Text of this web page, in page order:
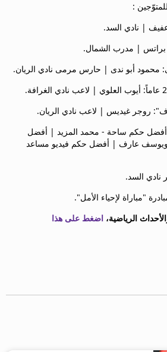
:
| نادي السد.
براتس | مدرب الشمال.
أبو ندى | حارس مرمى نادي الريان.
روجر غيديس | لاعب نادي الريان.
حكم ساحة - محمد المزيد | أفضل
عارف | أفضل حكم فيديو مساعد
نادي السد.
"مباراة لإحياء الأمل".
الرياضية، اضغط على هذا